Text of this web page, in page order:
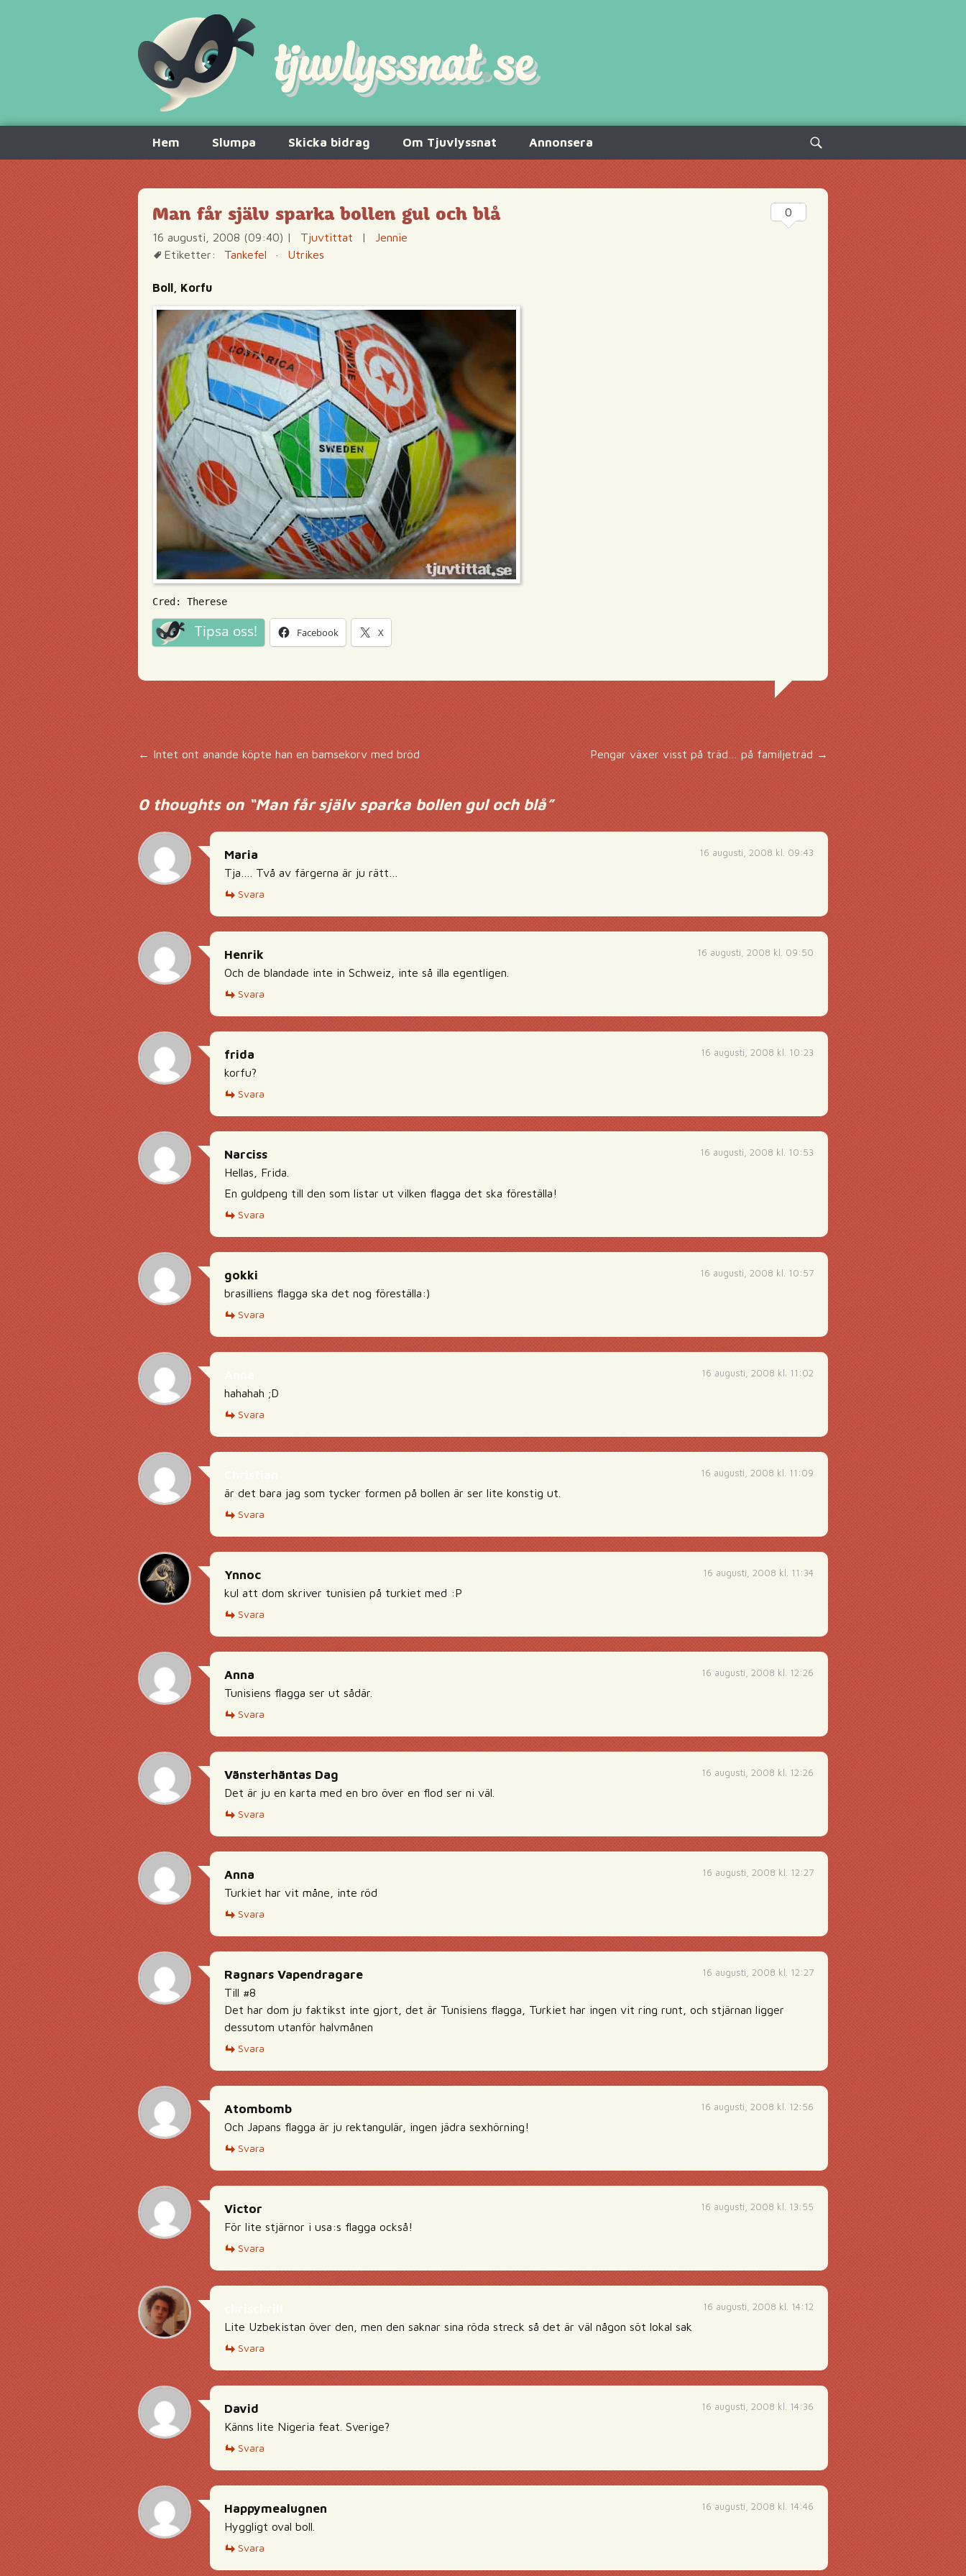
innehåll
Hem Slumpa Skicka bidrag Om Tjuvlyssnat Annonsera
Sök
efter:
Man får själv sparka bollen gul och blå
16 augusti, 2008 (09:40) | Tjuvtittat |
Jennie
Etiketter:
Tankefel · Utrikes
Boll, Korfu
Cred: Therese
Tipsa oss! Facebook X
0
Inläggsnavigering
←Intet ont anande köpte han en bamsekorv med bröd Pengar växer visst på träd… på familjeträd →
0 thoughts on “Man får själv sparka bollen gul och blå”
16 augusti, 2008 kl. 09:43
Maria
Tja…. Två av färgerna är ju rätt…
Svara
16 augusti, 2008 kl. 09:50
Henrik
Och de blandade inte in Schweiz, inte så illa egentligen.
Svara
16 augusti, 2008 kl. 10:23
frida
korfu?
Svara
16 augusti, 2008 kl. 10:53
Narciss
Hellas, Frida.
En guldpeng till den som listar ut vilken flagga det ska föreställa!
Svara
16 augusti, 2008 kl. 10:57
gokki
brasilliens flagga ska det nog föreställa:)
Svara
16 augusti, 2008 kl. 11:02
hahahah ;D
Svara
16 augusti, 2008 kl. 11:09
är det bara jag som tycker formen på bollen är ser lite konstig ut.
Svara
16 augusti, 2008 kl. 11:34
Ynnoc
kul att dom skriver tunisien på turkiet med :P
Svara
16 augusti, 2008 kl. 12:26
Anna
Tunisiens flagga ser ut sådär.
Svara
16 augusti, 2008 kl. 12:26
Vänsterhäntas Dag
Det är ju en karta med en bro över en flod ser ni väl.
Svara
16 augusti, 2008 kl. 12:27
Anna
Turkiet har vit måne, inte röd
Svara
16 augusti, 2008 kl. 12:27
Ragnars Vapendragare
Till #8
Det har dom ju faktikst inte gjort, det är Tunisiens flagga, Turkiet har ingen vit ring runt, och stjärnan ligger
dessutom utanför halvmånen
Svara
16 augusti, 2008 kl. 12:56
Atombomb
Och Japans flagga är ju rektangulär, ingen jädra sexhörning!
Svara
16 augusti, 2008 kl. 13:55
Victor
För lite stjärnor i usa:s flagga också!
Svara
16 augusti, 2008 kl. 14:12
Lite Uzbekistan över den, men den saknar sina röda streck så det är väl någon söt lokal sak
Svara
16 augusti, 2008 kl. 14:36
David
Känns lite Nigeria feat. Sverige?
Svara
16 augusti, 2008 kl. 14:46
Happymealugnen
Hyggligt oval boll.
Svara